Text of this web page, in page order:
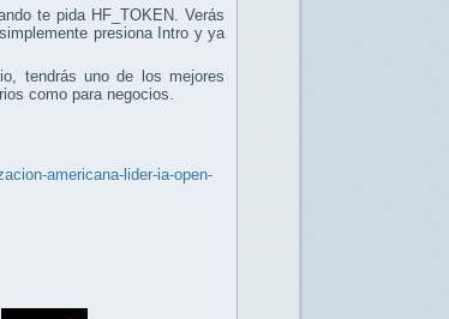
te pida HF_TOKEN. Verás
presiona Intro y ya
tendrás uno de los mejores
como para negocios.
americana-lider-ia-open-